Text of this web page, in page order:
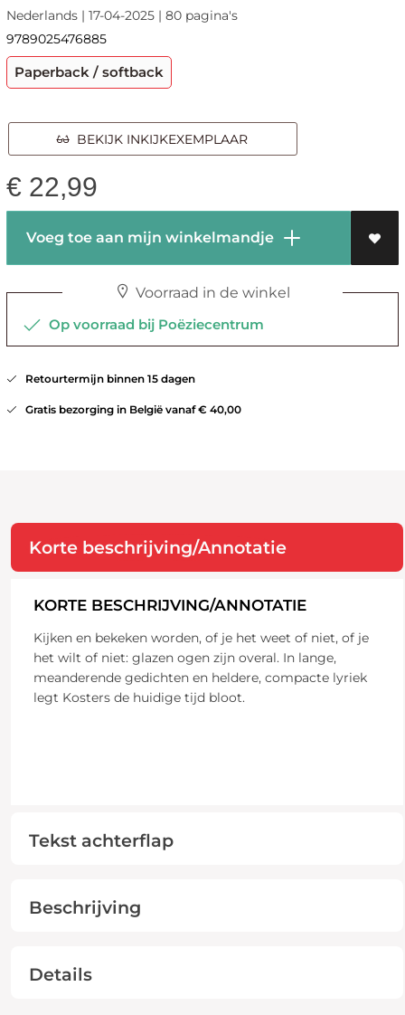
Nederlands | 17-04-2025 | 80 pagina's
9789025476885
Paperback / softback
BEKIJK INKIJKEXEMPLAAR
€ 22,99
Voeg toe aan mijn winkelmandje
Voorraad in de winkel
Op voorraad bij Poëziecentrum
Retourtermijn binnen 15 dagen
Gratis bezorging in België vanaf € 40,00
Korte beschrijving/Annotatie
KORTE BESCHRIJVING/ANNOTATIE
Kijken en bekeken worden, of je het weet of niet, of je
het wilt of niet: glazen ogen zijn overal. In lange,
meanderende gedichten en heldere, compacte lyriek
legt Kosters de huidige tijd bloot.
Tekst achterflap
Beschrijving
Details